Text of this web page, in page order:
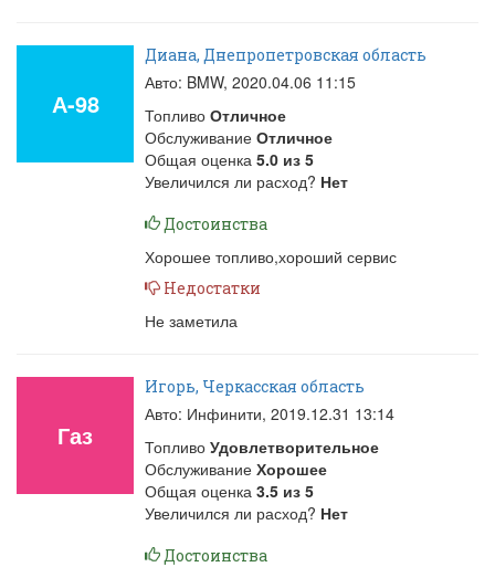
А-98
Диана, Днепропетровская область
Авто: BMW, 2020.04.06 11:15
Топливо Отличное
Обслуживание Отличное
Общая оценка 5.0 из 5
Увеличился ли расход? Нет
Достоинства
Хорошее топливо,хороший сервис
Недостатки
Не заметила
Газ
Игорь, Черкасская область
Авто: Инфинити, 2019.12.31 13:14
Топливо Удовлетворительное
Обслуживание Хорошее
Общая оценка 3.5 из 5
Увеличился ли расход? Нет
Достоинства